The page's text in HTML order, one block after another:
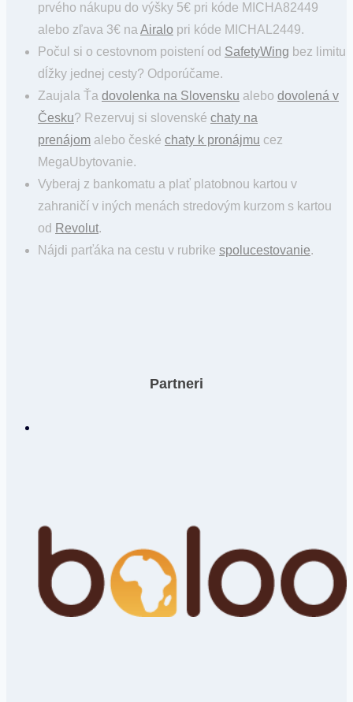
prvého nákupu do výšky 5€ pri kóde MICHA82449
alebo zľava 3€ na Airalo pri kóde MICHAL2449.
Počul si o cestovnom poistení od SafetyWing bez limitu
dĺžky jednej cesty? Odporúčame.
Zaujala Ťa dovolenka na Slovensku alebo dovolená v
Česku? Rezervuj si slovenské chaty na
prenájom alebo české chaty k pronájmu cez
MegaUbytovanie.
Vyberaj z bankomatu a plať platobnou kartou v
zahraničí v iných menách stredovým kurzom s kartou
od Revolut.
Nájdi parťáka na cestu v rubrike spolucestovanie.
Partneri